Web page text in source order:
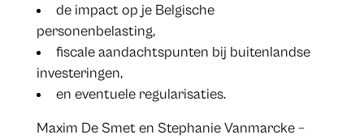
de impact op je Belgische
personenbelasting,
fiscale aandachtspunten bij buitenlandse
investeringen,
en eventuele regularisaties.
​Maxim De Smet en Stephanie Vanmarcke – ​